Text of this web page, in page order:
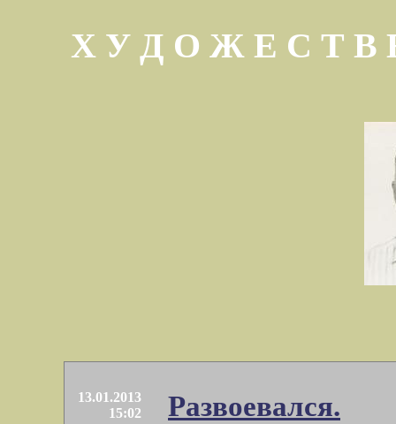
Х У Д О Ж Е С Т
13.01.2013
15:02
Развоевался.